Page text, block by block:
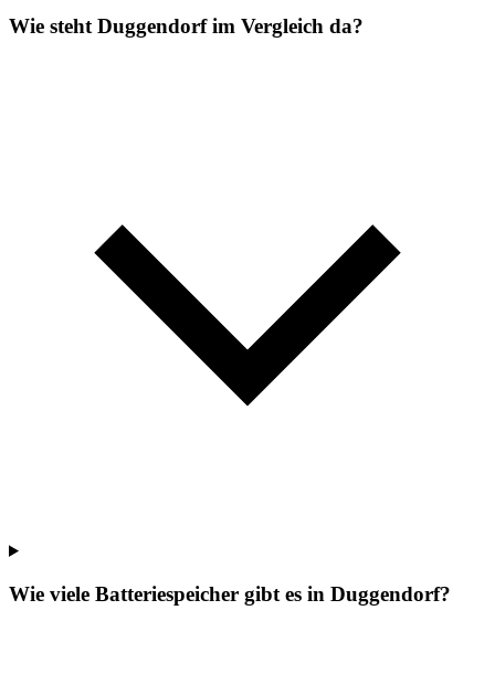
Wie steht Duggendorf im Vergleich da?
Wie viele Batteriespeicher gibt es in Duggendorf?